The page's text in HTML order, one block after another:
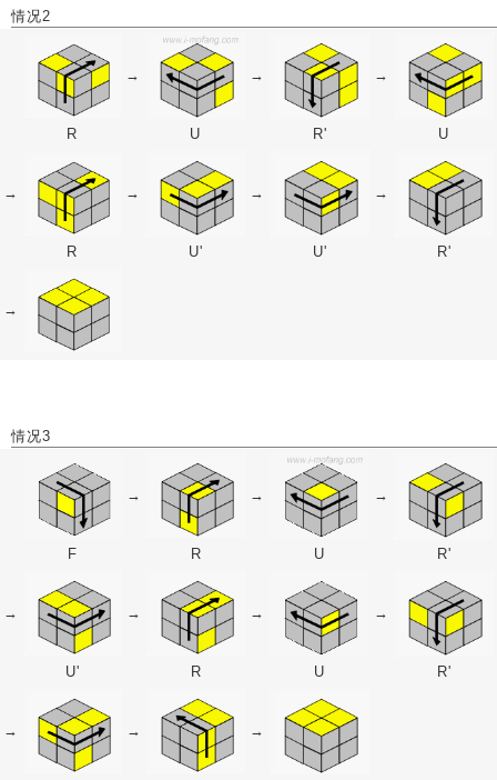
情况2
→ → →
R U R' U
→ → → →
R U' U' R'
→
情况3
→ → →
F R U R'
→ → → →
U' R U R'
→ → →